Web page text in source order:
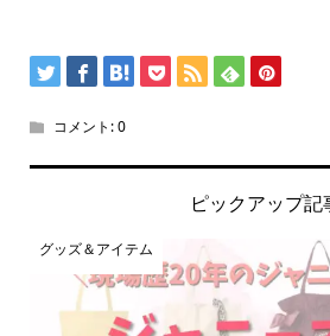
コメント:0
ピックアップ記
グッズ＆アイテム